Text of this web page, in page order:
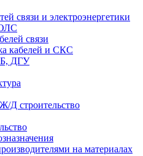
связи и электроэнергетики
связи
кабелей и СКС
ДГУ
Д строительство
на материалах